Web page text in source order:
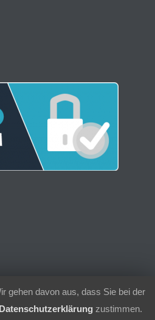
1956 Schielberg e.V.
Kontakt
gehen davon aus, dass Sie bei der
Datenschutzerklärung zustimmen.